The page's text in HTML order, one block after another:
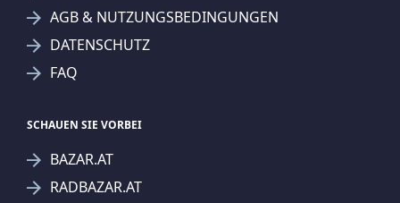
AKTUELLEN SUCHKRITERIEN
Ich stimme der Verarbeitung meiner Daten, wie
zu.
AGB & NUTZUNGSBEDINGUNGEN
DATENSCHUTZ
FAQ
SCHAUEN SIE VORBEI
BAZAR.AT
RADBAZAR.AT